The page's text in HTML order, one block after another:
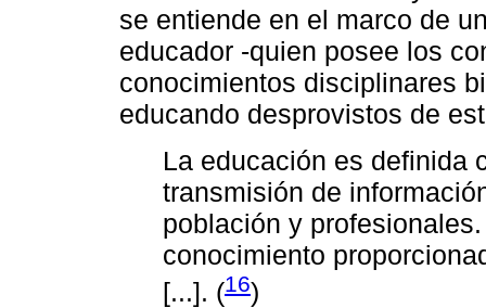
se entiende en el marco de
educador -quien posee los
conocimientos disciplinares
educando desprovistos de
La educación es definida
transmisión de
población y
conocimiento
[...]. (16)